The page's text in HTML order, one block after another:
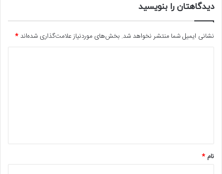
دیدگاهتان را بنویسید
نشانی ایمیل شما منتشر نخواهد شد. بخش‌های موردنیاز علامت‌گذاری شده‌اند*
*
نام *